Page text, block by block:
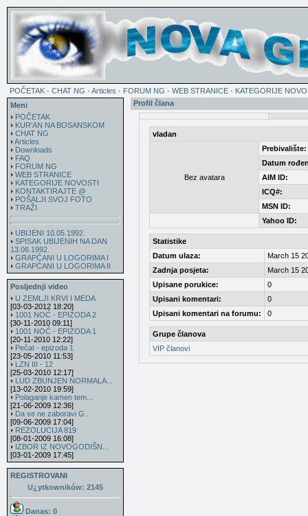
POČETAK · CHAT NG · Articles · FORUM NG · WEB STRANICE · KATEGORIJE
Meni
POČETAK
KUR'AN NA BOSANSKOM
CHAT NG
Articles
Downloads
FAQ
FORUM NG
WEB STRANICE
KATEGORIJE NOVOSTI
KONTAKTIRAJTE @
POŠALJI SVOJ FOTO
TRAŽI
UBIJENI 10.05.1992.
SPISAK UBIJENIH NA DAN
13.06.1992.
GRAPĆANI U LOGORIMA I
GRAPĆANI U LOGORIMA II
Posljednji video
U ZEMLJI KRVI I MEDA
[03-03-2012 18:20]
1001 NOĆ - EPIZODA 2
[30-11-2010 09:11]
1001 NOĆ - EPIZODA 1
[20-11-2010 12:22]
Pečat - epizoda 1
[23-05-2010 11:53]
LZN III - 12
[25-03-2010 12:17]
LUD ZBUNJEN NORMALA...
[13-02-2010 19:59]
Polaganje kamen tem...
[21-06-2009 12:36]
Da se ne zaboravi G...
[09-06-2009 17:04]
REZOLUCIJA 819
[08-01-2009 16:08]
IZBOR IZ NOVOGODIŠN...
[03-01-2009 17:45]
REGISTROVANI
U¿ytkowników: 2145
Danas: 0
Profil člana
vladan
Bez avatara
Prebivalište:
Datum
AIM ID:
ICQ#:
MSN ID:
Yahoo ID:
Statistike
Datum ulaza:
March 15
Zadnja posjeta:
March 15
Upisane porukice:
0
Upisani komentari:
0
Upisani komentari na forumu:
0
Grupe članova
VIP članovi